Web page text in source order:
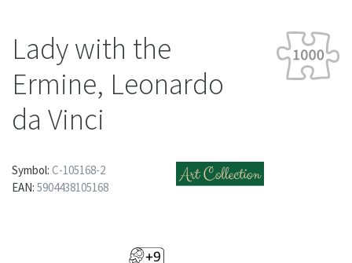
Lady with the
Ermine, Leonardo
da Vinci
Symbol: C-105168-2
EAN: 5904438105168